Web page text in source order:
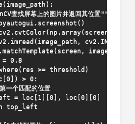
找屏幕上的图片并返回其位置"""
image,
0.8
>= threshold)
> 0:
匹配的位置
loc[1][0], loc[0][0]